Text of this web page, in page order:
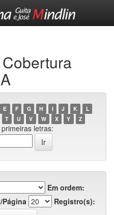
E F G H I J K
L
T U V W X Y Z
letras:
Em ordem:
Página
Registro(s):